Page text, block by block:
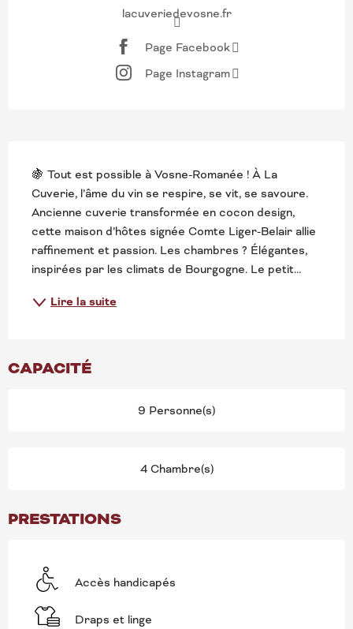
lacuveriedevosne.fr
Page Facebook
Page Instagram
DESCRIPTION
🍇 Tout est possible à Vosne-Romanée ! À La
Cuverie, l’âme du vin se respire, se vit, se savoure.
Ancienne cuverie transformée en cocon design,
cette maison d’hôtes signée Comte Liger-Belair allie
raffinement et passion. Les chambres ? Élégantes,
inspirées par les climats de Bourgogne. Le petit...
Lire la suite
CAPACITÉ
9 Personne(s)
4 Chambre(s)
PRESTATIONS
Accès handicapés
Draps et linge